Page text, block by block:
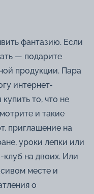
фантазию. Если
— подарите
продукции. Пара
интернет-
то, что не
и такие
приглашение на
уроки лепки или
клуб на двоих. Или
месте и
о